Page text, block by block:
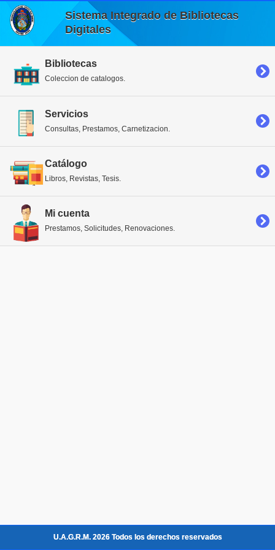
Sistema Integrado de Bibliotecas
Digitales
Bibliotecas
Coleccion de catalogos.
Servicios
Consultas, Prestamos, Carnetizacion.
Catálogo
Libros, Revistas, Tesis.
Mi cuenta
Prestamos, Solicitudes, Renovaciones.
U.A.G.R.M. 2026 Todos los derechos reservados